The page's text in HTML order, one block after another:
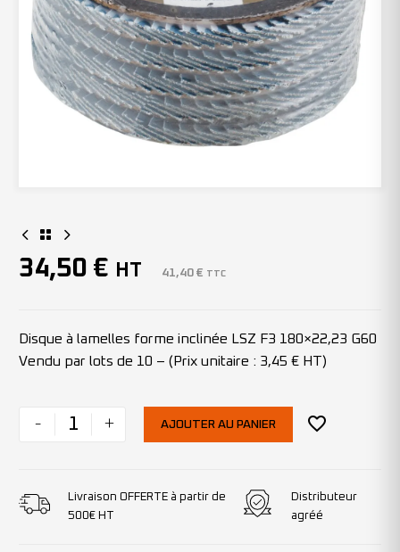
34,50 € HT 41,40 € TTC
Disque à lamelles forme inclinée LSZ F3 180×22,23 G60
Vendu par lots de 10 – (Prix unitaire : 3,45 € HT)
- + AJOUTER AU PANIER
Livraison OFFERTE à partir de
500€ HT
Distributeur
agréé